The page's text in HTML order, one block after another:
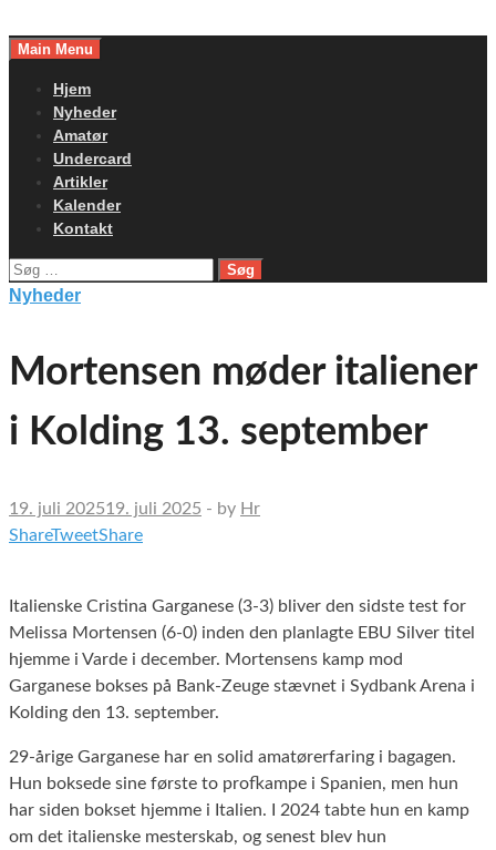
toMain Menu
Hjem
Nyheder
Amatør
Undercard
Artikler
Kalender
Kontakt
Søg
efter:
Nyheder
Mortensen møder italiener
i Kolding 13. september
19. juli 202519. juli 2025 - by Hr
ShareTweetShare
Italienske Cristina Garganese (3-3) bliver den sidste test for
Melissa Mortensen (6-0) inden den planlagte EBU Silver titel
hjemme i Varde i december. Mortensens kamp mod
Garganese bokses på Bank-Zeuge stævnet i Sydbank Arena i
Kolding den 13. september.
29-årige Garganese har en solid amatørerfaring i bagagen.
Hun boksede sine første to profkampe i Spanien, men hun
har siden bokset hjemme i Italien. I 2024 tabte hun en kamp
om det italienske mesterskab, og senest blev hun